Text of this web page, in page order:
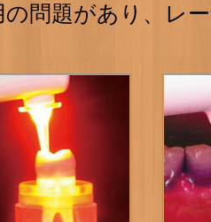
の問題があり、レ